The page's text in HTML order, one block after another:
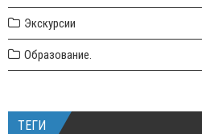
Экскурсии
Образование.
ТЕГИ